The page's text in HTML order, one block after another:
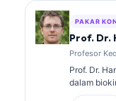
PAKAR
Prof. Dr.
Profesor
Prof. Dr.
dalam
riset